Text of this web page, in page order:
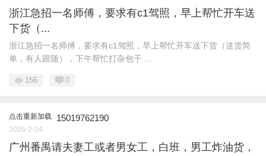
浙江急招一名师傅，要求有c1驾照，早上帮忙开车送
下货（...
浙江急招一名师傅，要求有c1驾照，早上帮忙开车送下货（送货简
单，有人跟随），下午帮忙打杂包干 ...
156 0
点击重新加载 15019762190
2026-2-24
广州番禺请夫妻工或者男女工，白班，男工炸油货，